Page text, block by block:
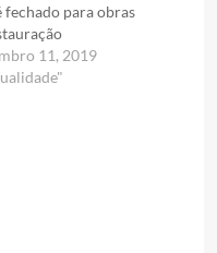
fechado para obras
11, 2019